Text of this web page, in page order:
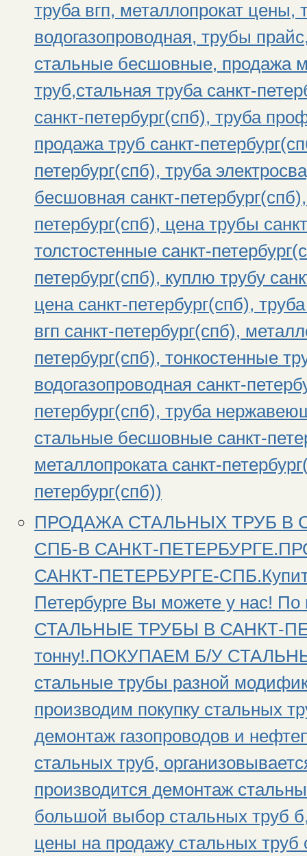
труба вгп, металлопрокат цены,
водогазопроводная, трубы
стальные бесшовные, продажа
труб,стальная труба санкт-
санкт-петербург(спб), труба
продажа труб санкт-
петербург(спб), труба
бесшовная санкт-
петербург(спб), цена трубы
толстостенные санкт-
петербург(спб), куплю трубу
цена санкт-петербург(спб),
вгп санкт-петербург(спб),
петербург(спб), тонкостенные
водогазопроводная санкт-
петербург(спб), труба
стальные бесшовные санкт-
металлопроката санкт-
петербург(спб))
ПРОДАЖА СТАЛЬНЫХ ТРУБ В
СПБ-В САНКТ-
САНКТ-ПЕТЕРБУРГЕ-
Петербурге Вы можете у нас!
СТАЛЬНЫЕ ТРУБЫ В САНКТ-
тонну!.ПОКУПАЕМ Б/У
стальные трубы разной
производим покупку стальных
демонтаж газопроводов и
стальных труб,
производится демонтаж
большой выбор стальных труб
цены на продажу стальных труб